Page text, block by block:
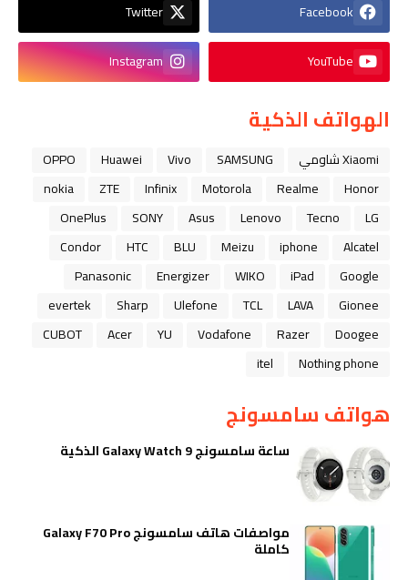
Facebook
Twitter
YouTube
Instagram
الهواتف الذكية
Xiaomi شاومي SAMSUNG
Vivo
Huawei
OPPO
Honor
Realme
Motorola
Infinix
ZTE
nokia
LG
Tecno
Lenovo
Asus
SONY
OnePlus
Alcatel
iphone
Meizu
BLU
HTC
Condor
Google
iPad
WIKO
Energizer
Panasonic
Gionee
LAVA
TCL
Ulefone
Sharp
evertek
Doogee
Razer
Vodafone
YU
Acer
CUBOT
Nothing phone
itel
هواتف سامسونج
ساعة سامسونج Galaxy Watch 9 الذكية
مواصفات هاتف سامسونج Galaxy F70 Pro
كاملة